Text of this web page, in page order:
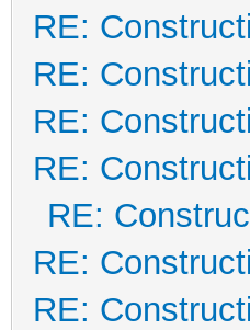
RE:
RE:
RE:
RE:
RE:
RE:
RE: